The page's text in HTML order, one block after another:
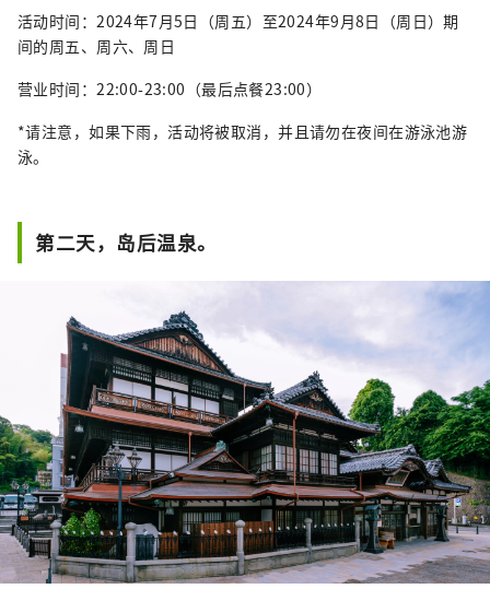
活动时间：2024年7月5日（周五）至2024年9月8日（周日）期
间的周五、周六、周日
营业时间：22:00-23:00（最后点餐23:00）
*请注意，如果下雨，活动将被取消，并且请勿在夜间在游泳池游
泳。
第二天，岛后温泉。